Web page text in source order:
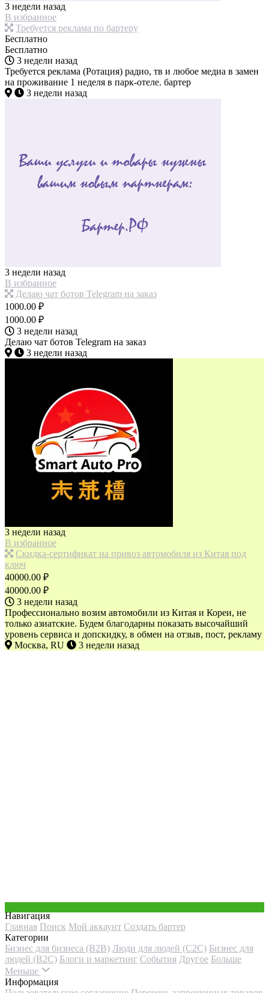
3 недели назад
В избранное
Требуется реклама по бартеру
Бесплатно
Бесплатно
3 недели назад
Требуется реклама (Ротация) радио, тв и любое медиа в замен
на проживание 1 неделя в парк-отеле. бартер
3 недели назад
3 недели назад
В избранное
Делаю чат ботов Telegram на заказ
1000.00 ₽
1000.00 ₽
3 недели назад
Делаю чат ботов Telegram на заказ
3 недели назад
3 недели назад
В избранное
Скидка-сертификат на привоз автомобиля из Китая под
ключ
40000.00 ₽
40000.00 ₽
3 недели назад
Профессионально возим автомобили из Китая и Кореи, не
только азиатские. Будем благодарны показать высочайший
уровень сервиса и допскидку, в обмен на отзыв, пост, рекламу
Москва, RU
3 недели назад
Навигация
Главная Поиск Мой аккаунт Создать бартер
Категории
Бизнес для бизнеса (B2B) Люди для людей (С2С) Бизнес для
людей (B2C) Блоги и маркетинг События Другое Больше
Меньше
Информация